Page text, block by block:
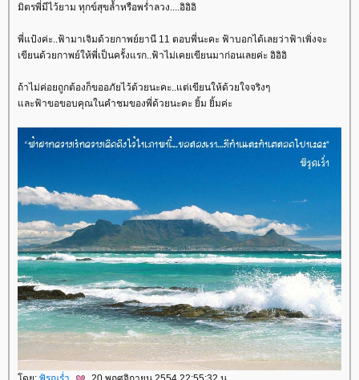
มิตรพี่มีไว้ยาม ทุกข์สุขล้ำหรือพร่ำลวง....อิอิอิ
พี่แป้งค่ะ..ฟ้ามาเจิมด้วยกาพย์ยานี 11 ตอบพี่นะคะ ฟ้าบอกได้เลยว่าฟ้าเพิ่งจะ
เขียนด้วยกาพย์ให้พี่เป็นครั้งแรก..ฟ้าไม่เคยเขียนมาก่อนเลยค่ะ อิอิอิ
ถ้าไม่ค่อยถูกต้องก็ขออภัยไว้ด้วยนะคะ..แต่เขียนให้ด้วยใจจริงๆ
ละฟ้าขอขอบคุณในคำชมของพี่ด้วยนะคะ ยิ้ม ยิ้มค่ะ